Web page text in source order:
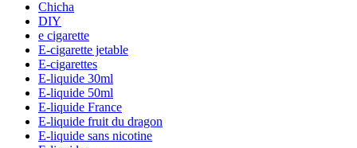
Chicha
DIY
e cigarette
E-cigarette jetable
E-cigarettes
E-liquide 30ml
E-liquide 50ml
E-liquide France
E-liquide fruit du dragon
E-liquide sans nicotine